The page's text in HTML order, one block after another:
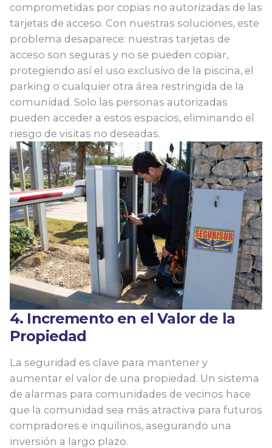
comprometidas por copias no autorizadas de las
tarjetas de acceso. Con nuestras soluciones, este
problema desaparece: nuestras tarjetas de
acceso son seguras y no se pueden copiar,
protegiendo así el uso exclusivo de la piscina, el
parking o cualquier otra área restringida de la
comunidad. Solo las personas autorizadas
pueden acceder a estos espacios, eliminando el
riesgo de visitas no deseadas.
4. Incremento en el Valor de la
Propiedad
La seguridad es clave para mantener y
aumentar el valor de una propiedad. Un sistema
de alarmas para comunidades de vecinos hace
que la comunidad sea más atractiva para futuros
compradores e inquilinos, asegurando una
inversión a largo plazo.